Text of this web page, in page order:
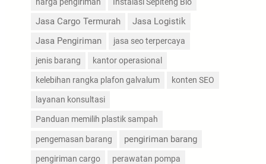
Jasa Cargo Termurah
Jasa Logistik
Jasa Pengiriman
jasa seo terpercaya
jenis barang kantor operasional
kelebihan rangka plafon galvalum konten SEO
layanan konsultasi
Panduan memilih plastik sampah
pengemasan barang pengiriman barang
pengiriman cargo perawatan pompa